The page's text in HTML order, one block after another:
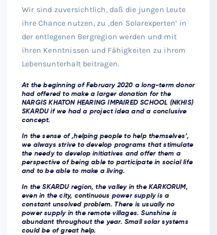
Wir sind zuversichtlich, daß die jungen Leute
ihre Chance nutzen, zu ‚den Solarexperten‘ in
der entlegenen Bergregion werden und mit
ihren Kenntnissen und Fähigkeiten zu ihrem
Lebensunterhalt beitragen.
At the beginning of February 2020 a long-term donor
had offered to make a larger donation for the
NARGIS KHATON HEARING IMPAIRED SCHOOL (NKHIS)
SKARDU if we had a project idea and a conclusive
concept.
In the sense of ‚helping people to help themselves‘,
we always strive to develop programs that stimulate
the needy to develop initiatives and offer them a
perspective of being able to participate in social life
and to be able to make a living.
In the SKARDU region, the valley in the KARKORUM,
even in the city, continuous power supply is a
constant unsolved problem. There is usually no
power supply in the remote villages. Sunshine is
abundant throughout the year. Small solar systems
could be of great help.